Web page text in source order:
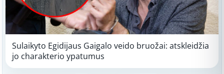
Sulaikyto Egidijaus Gaigalo veido bruožai: atskleidžia
jo charakterio ypatumus